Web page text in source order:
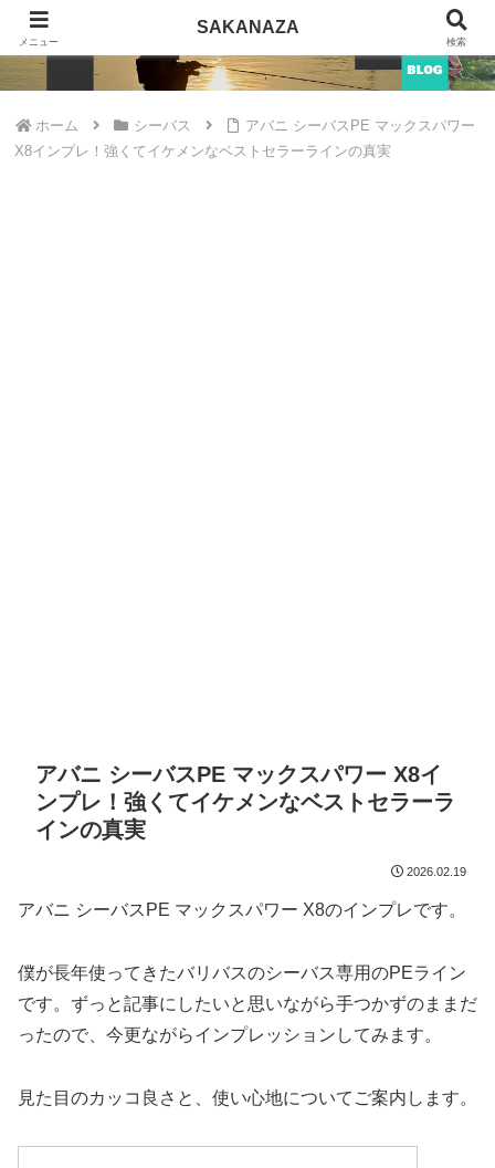
SAKANAZA
ホーム シーバス
アバニ シーバスPE マックスパワー
X8インプレ！強くてイケメンなベストセラーラインの真実
アバニ シーバスPE マックスパワー X8イ
ンプレ！強くてイケメンなベストセラーラ
インの真実
2026.02.19
アバニ シーバスPE マックスパワー X8のインプレです。
僕が長年使ってきたバリバスのシーバス専用のPEライン
です。ずっと記事にしたいと思いながら手つかずのままだ
ったので、今更ながらインプレッションしてみます。
見た目のカッコ良さと、使い心地についてご案内します。
メニュー
SAKANAZA
検索